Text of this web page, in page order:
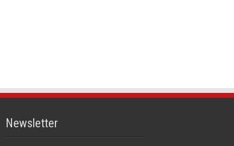
Newsletter